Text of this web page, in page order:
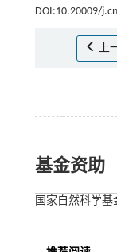
DOI:10.20009/
上
基金资助
国家自然科学基